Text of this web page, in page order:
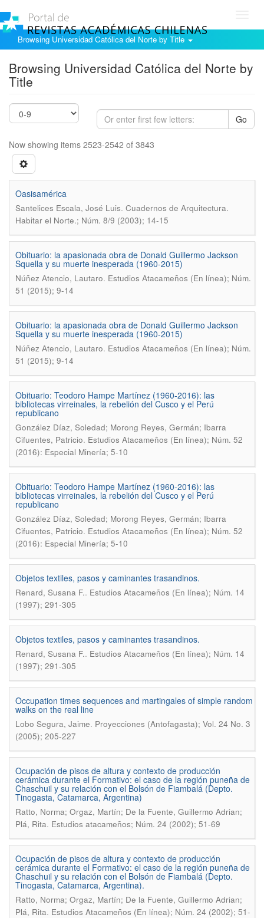
Browsing Universidad Católica del Norte by Title
Browsing Universidad Católica del Norte by
Title
Go
Now showing items 2523-2542 of 3843
Oasisamérica
Santelices Escala, José Luis. Cuadernos de Arquitectura.
Habitar el Norte.; Núm. 8/9 (2003); 14-15
Obituario: la apasionada obra de Donald Guillermo Jackson
Squella y su muerte inesperada (1960-2015)
Núñez Atencio, Lautaro. Estudios Atacameños (En línea); Núm.
51 (2015); 9-14
Obituario: la apasionada obra de Donald Guillermo Jackson
Squella y su muerte inesperada (1960-2015)
Núñez Atencio, Lautaro. Estudios Atacameños (En línea); Núm.
51 (2015); 9-14
Obituario: Teodoro Hampe Martínez (1960-2016): las
bibliotecas virreinales, la rebelión del Cusco y el Perú
republicano
González Díaz, Soledad; Morong Reyes, Germán; Ibarra
Cifuentes, Patricio. Estudios Atacameños (En línea); Núm. 52
(2016): Especial Minería; 5-10
Obituario: Teodoro Hampe Martínez (1960-2016): las
bibliotecas virreinales, la rebelión del Cusco y el Perú
republicano
González Díaz, Soledad; Morong Reyes, Germán; Ibarra
Cifuentes, Patricio. Estudios Atacameños (En línea); Núm. 52
(2016): Especial Minería; 5-10
Objetos textiles, pasos y caminantes trasandinos.
Renard, Susana F.. Estudios Atacameños (En línea); Núm. 14
(1997); 291-305
Objetos textiles, pasos y caminantes trasandinos.
Renard, Susana F.. Estudios Atacameños (En línea); Núm. 14
(1997); 291-305
Occupation times sequences and martingales of simple random
walks on the real line
Lobo Segura, Jaime. Proyecciones (Antofagasta); Vol. 24 No. 3
(2005); 205-227
Ocupación de pisos de altura y contexto de producción
cerámica durante el Formativo: el caso de la región puneña de
Chaschuil y su relación con el Bolsón de Fiambalá (Depto.
Tinogasta, Catamarca, Argentina)
Ratto, Norma; Orgaz, Martín; De la Fuente, Guillermo Adrian;
Plá, Rita. Estudios atacameños; Núm. 24 (2002); 51-69
Ocupación de pisos de altura y contexto de producción
cerámica durante el Formativo: el caso de la región puneña de
Chaschuil y su relación con el Bolsón de Fiambalá (Depto.
Tinogasta, Catamarca, Argentina).
Ratto, Norma; Orgaz, Martín; De la Fuente, Guillermo Adrian;
Plá, Rita. Estudios Atacameños (En línea); Núm. 24 (2002); 51-